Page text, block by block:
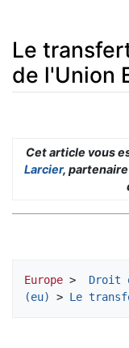
Le
de l'Union
Cet article vous
Larcier,
Europe > Droit
(eu)
> Le